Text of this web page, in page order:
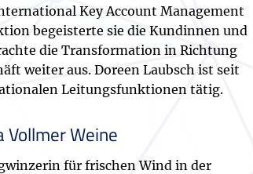
Key Account Management
begeisterte sie die Kundinnen und
die Transformation in Richtung
weiter aus. Doreen Laubsch ist seit
Leitungsfunktionen tätig.
Vollmer Weine
für frischen Wind in der